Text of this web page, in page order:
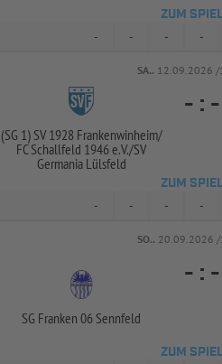
ZUM SPIEL
- - - -
SA.. 12.09.2026 /
(SG 1) SV 1928 Frankenwinheim/
FC Schallfeld 1946 e.V./SV
Germania Lülsfeld
- : -
ZUM SPIEL
- - - -
SO.. 20.09.2026
SG Franken 06 Sennfeld
- : -
ZUM SPIEL